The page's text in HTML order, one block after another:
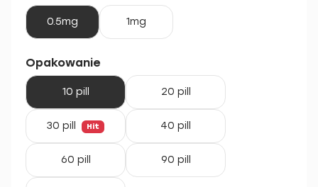
0.5mg 1mg
Opakowanie
10 pill 20 pill
30 pill Hit 40 pill
60 pill 90 pill